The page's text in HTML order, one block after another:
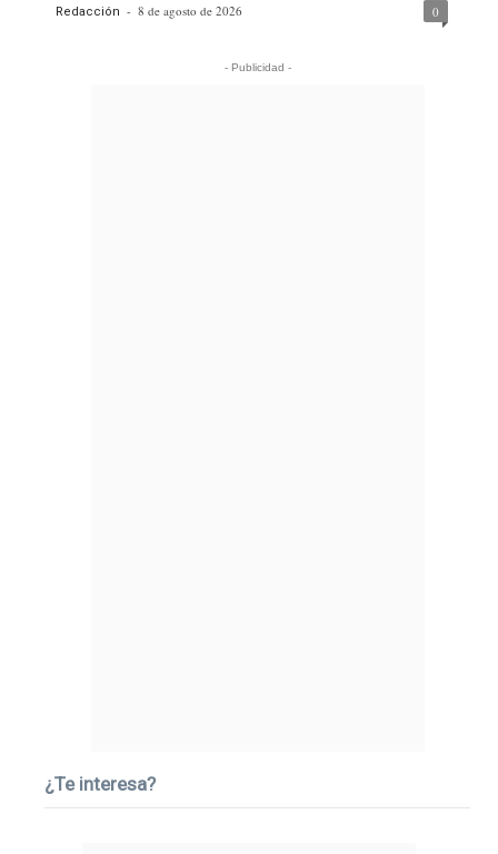
Redacción - 8 de agosto de 2026 0
- Publicidad -
¿Te interesa?